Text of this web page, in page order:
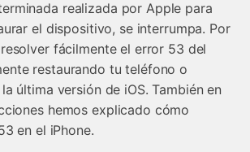
realizada por Apple para
el dispositivo, se interrumpa. Por
fácilmente el error 53 del
restaurando tu teléfono o
última versión de iOS. También en
hemos explicado cómo
en el iPhone.